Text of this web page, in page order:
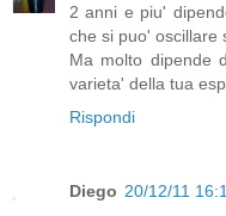
2 anni e piu'
che si puo' oscillare
Ma molto dipende
varieta' della tua
Rispondi
Diego 20/12/11